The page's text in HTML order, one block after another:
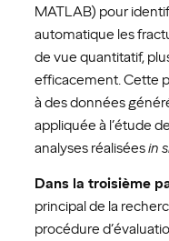
MATLAB) pour
automatique les
de vue quantitatif,
efficacement. Cette
à des données
appliquée à l’étude
analyses réaliséesin
Dans la troisième
principal de la
procédure